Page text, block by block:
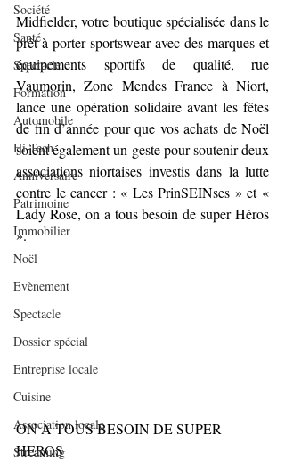
Société
Santé
Spectacle
Formation
Automobile
Hi-Tech
Anniversaire
Patrimoine
Immobilier
Noël
Evènement
Spectacle
Dossier spécial
Entreprise locale
Cuisine
Association locale
Streaming
Midfielder, votre boutique spécialisée dans le
prêt à porter sportswear avec des marques et
équipements sportifs de qualité, rue
Vaumorin, Zone Mendes France à Niort,
lance une opération solidaire avant les fêtes
de fin d’année pour que vos achats de Noël
soient également un geste pour soutenir deux
associations niortaises investis dans la lutte
contre le cancer : « Les PrinSEINses » et «
Lady Rose, on a tous besoin de super Héros
».
ON A TOUS BESOIN DE SUPER
HEROS